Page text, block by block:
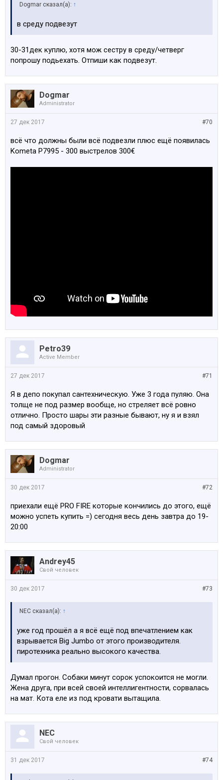
Dogmar сказал(а): ↑
в среду подвезут
30-31дек куплю, хотя мож сестру в среду/четверг
попрошу подьехать. Отпиши как подвезут.
Dogmar
Administrator
#70
27 дек 2017
всё что должны были всё подвезли плюс ещё появилась
Kometa P7995 - 300 выстрелов 300€
Petro39
Active Member
#71
27 дек 2017
Я в депо покупал сантехническую. Уже 3 года пуляю. Она
толще не под размер вообще, но стреляет всё ровно
отлично. Просто шары эти разные бывают, ну я и взял
под самый здоровый
Dogmar
Administrator
#72
30 дек 2017
приехали ещё PRO FIRE которые кончились до этого, ещё
можно успеть купить =) сегодня весь день завтра до 19-
20:00
Andrey45
Свой человек
#73
30 дек 2017
NEC сказал(а): ↑
уже год прошёл а я всё ещё под впечатлением как
взрывается Big Jumbo от этого производителя.
пиротехника реально высокого качества.
Думал прогон. Собаки минут сорок успокоится не могли.
Жена друга, при всей своей интеллигентности, сорвалась
на мат. Кота еле из под кровати вытащила.
NEC
Свой человек
#74
31 дек 2017